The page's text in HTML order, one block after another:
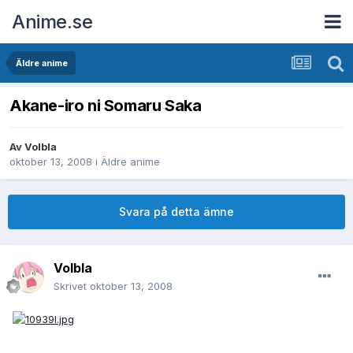
Anime.se
Äldre anime
Akane-iro ni Somaru Saka
AvVolbla
oktober 13, 2008 i Äldre anime
Svara på detta ämne
Volbla
Skrivet oktober 13, 2008